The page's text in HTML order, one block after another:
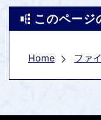
このページ
Home ファ